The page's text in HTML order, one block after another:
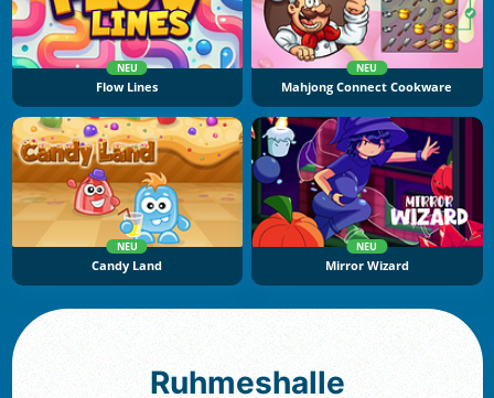
NEU
Flow Lines
NEU
Mahjong Connect Cookware
NEU
Candy Land
NEU
Mirror Wizard
Ruhmeshalle